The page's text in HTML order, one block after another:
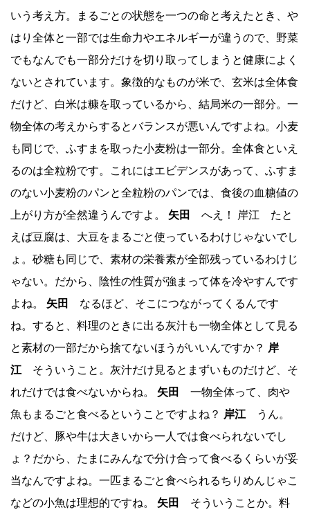
いう考え方。まるごとの状態を一つの命と考えたとき、や
はり全体と一部では生命力やエネルギーが違うので、野菜
でもなんでも一部分だけを切り取ってしまうと健康によく
ないとされています。象徴的なものが米で、玄米は全体食
だけど、白米は糠を取っているから、結局米の一部分。一
物全体の考えからするとバランスが悪いんですよね。小麦
も同じで、ふすまを取った小麦粉は一部分。全体食といえ
るのは全粒粉です。これにはエビデンスがあって、ふすま
のない小麦粉のパンと全粒粉のパンでは、食後の血糖値の
上がり方が全然違うんですよ。 矢田
へえ！ 岸江 たと
えば豆腐は、大豆をまるごと使っているわけじゃないでし
ょ。砂糖も同じで、素材の栄養素が全部残っているわけじ
ゃない。だから、陰性の性質が強まって体を冷やすんです
よね。 矢田
なるほど、そこにつながってくるんです
ね。すると、料理のときに出る灰汁も一物全体として見る
と素材の一部だから捨てないほうがいいんですか？ 岸
江 そういうこと。灰汁だけ見るとまずいものだけど、そ
れだけでは食べないからね。 矢田
一物全体って、肉や
魚もまるごと食べるということですよね？ 岸江 うん。
だけど、豚や牛は大きいから一人では食べられないでし
ょ？だから、たまにみんなで分け合って食べるくらいが妥
当なんですよね。一匹まるごと食べられるちりめんじゃこ
などの小魚は理想的ですね。 矢田 そういうことか。料